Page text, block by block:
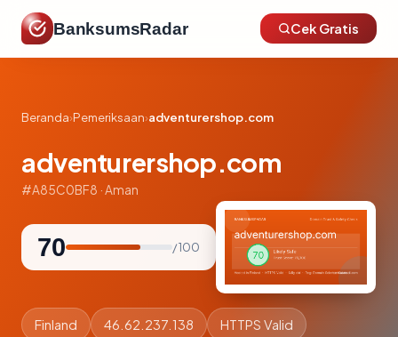
BanksumsRadar Cek Gratis
Beranda›Pemeriksaan›adventurershop.com
adventurershop.com
#A85C0BF8 · Aman
70 / 100
Finland 46.62.237.138 HTTPS Valid